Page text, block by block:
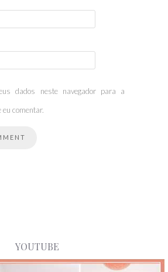
dados neste navegador para a
eu comentar.
YOUTUBE